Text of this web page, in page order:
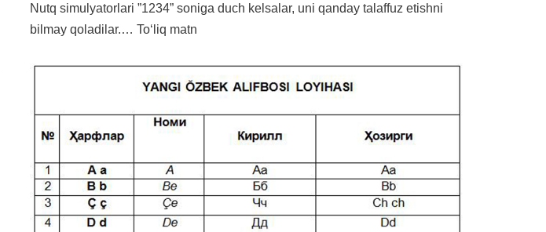
Nutq simulyatorlari ”1234” soniga duch kelsalar, uni qanday talaffuz etishni
bilmay qoladilar.… Toʻliq matn